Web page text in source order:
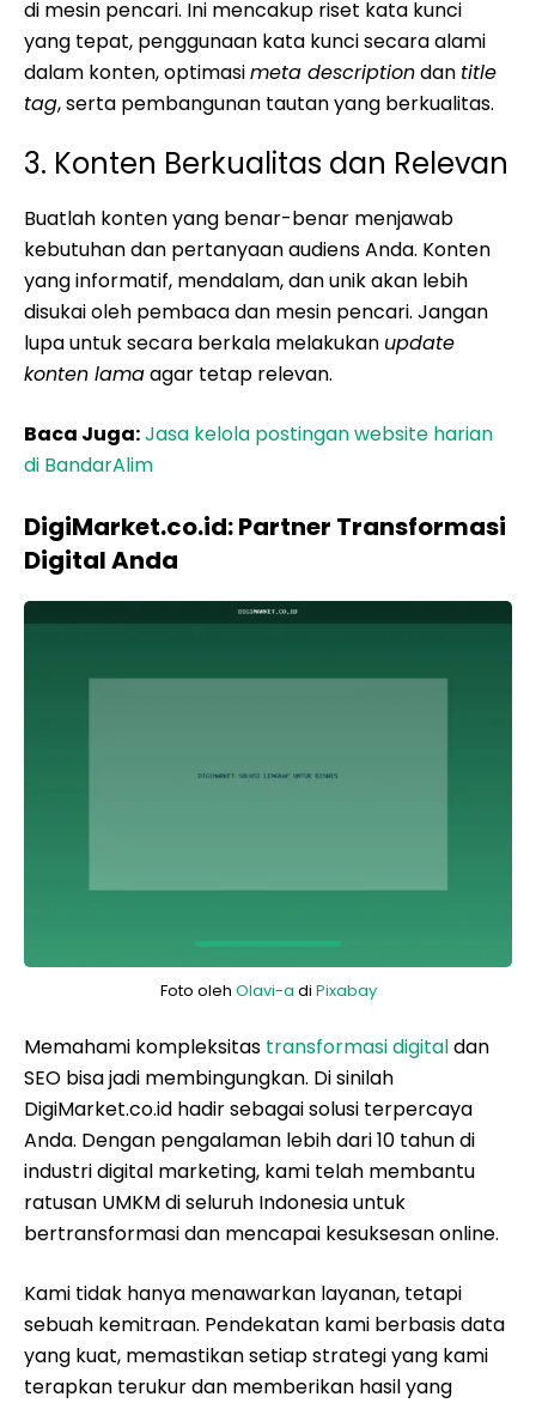
di mesin pencari. Ini mencakup riset kata kunci
yang tepat, penggunaan kata kunci secara alami
dalam konten, optimasimeta descriptiondan title
tag, serta pembangunan tautan yang berkualitas.
3. Konten Berkualitas dan Relevan
Buatlah konten yang benar-benar menjawab
kebutuhan dan pertanyaan audiens Anda. Konten
yang informatif, mendalam, dan unik akan lebih
disukai oleh pembaca dan mesin pencari. Jangan
lupa untuk secara berkala melakukan update
konten lamaagar tetap relevan.
Baca Juga:Jasa kelola postingan website harian
di BandarAlim
DigiMarket.co.id: Partner Transformasi
Digital Anda
Foto oleh Olavi-a di Pixabay
Memahami kompleksitas transformasi digitaldan
SEO bisa jadi membingungkan. Di sinilah
DigiMarket.co.id hadir sebagai solusi terpercaya
Anda. Dengan pengalaman lebih dari 10 tahun di
industri digital marketing, kami telah membantu
ratusan UMKM di seluruh Indonesia untuk
bertransformasi dan mencapai kesuksesan online.
Kami tidak hanya menawarkan layanan, tetapi
sebuah kemitraan. Pendekatan kami berbasis data
yang kuat, memastikan setiap strategi yang kami
terapkan terukur dan memberikan hasil yang